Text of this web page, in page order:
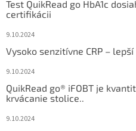
Test QuikRead go HbA1c
certifikácii
9.10.2024
Vysoko senzitívne CRP – lepší
9.10.2024
QuikRead go® iFOBT je
krvácanie stolice..
9.10.2024